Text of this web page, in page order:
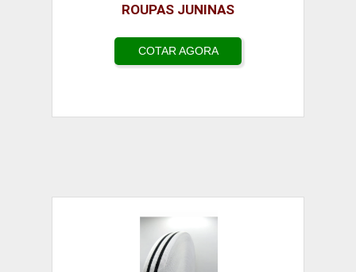
ROUPAS JUNINAS
COTAR AGORA